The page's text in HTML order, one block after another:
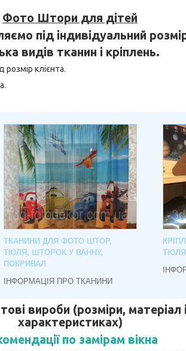
Фото Штори для дітей
під індивідуальний
видів тканин і кріплень.
клієнта.
ТКАНИНИ ДЛЯ ФОТО ШТОР,
ТЮЛЯ, ШТОРОК У ВАННУ,
ПОКРИВАЛ
ІНФОРМАЦІЯ ПРО ТКАНИНИ
вироби (розміри, матеріал
характеристиках)
по замірам вікна